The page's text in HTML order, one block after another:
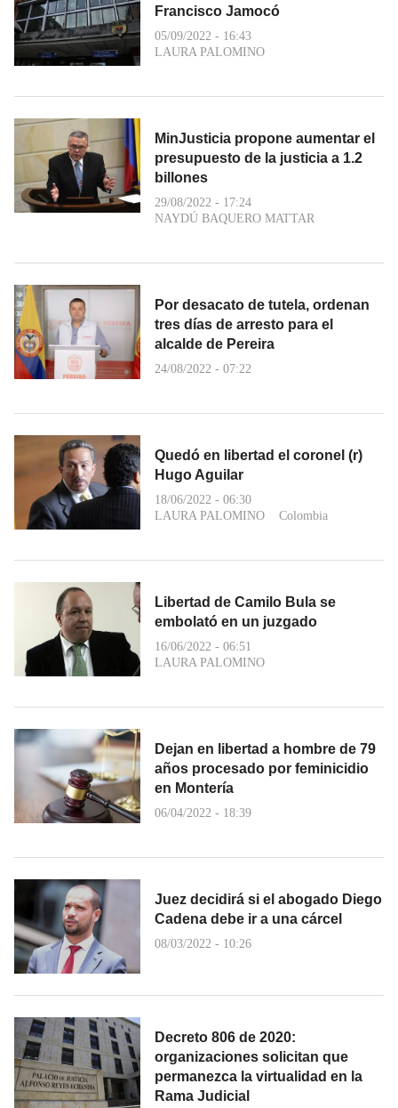
Francisco Jamocó
05/09/2022 - 16:43
LAURA PALOMINO
MinJusticia propone aumentar el
presupuesto de la justicia a 1.2
billones
29/08/2022 - 17:24
NAYDÚ BAQUERO MATTAR
Por desacato de tutela, ordenan
tres días de arresto para el
alcalde de Pereira
24/08/2022 - 07:22
Quedó en libertad el coronel (r)
Hugo Aguilar
18/06/2022 - 06:30
LAURA PALOMINO
Colombia
Libertad de Camilo Bula se
embolató en un juzgado
16/06/2022 - 06:51
LAURA PALOMINO
Dejan en libertad a hombre de 79
años procesado por feminicidio
en Montería
06/04/2022 - 18:39
Juez decidirá si el abogado Diego
Cadena debe ir a una cárcel
08/03/2022 - 10:26
Decreto 806 de 2020:
organizaciones solicitan que
permanezca la virtualidad en la
Rama Judicial